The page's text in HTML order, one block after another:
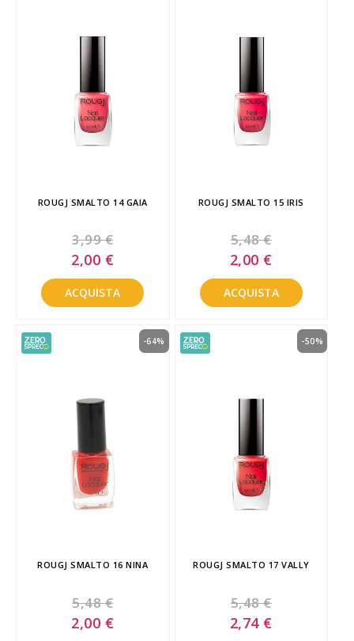
ROUGJ SMALTO 14 GAIA
3,99 €
Special
Price
2,00 €
ACQUISTA
ROUGJ SMALTO 15 IRIS
5,48 €
Special
Price
2,00 €
ACQUISTA
ROUGJ SMALTO 16 NINA
5,48 €
-64%
Special
Price
2,00 €
ROUGJ SMALTO 17 VALLY
5,48 €
-50%
Special
Price
2,74 €